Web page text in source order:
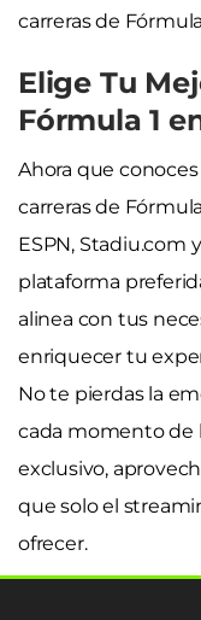
carreras de
Elige Tu
Fórmula 1
Ahora que
carreras de
ESPN, Stadiu.com
plataforma
alinea con tus
enriquecer tu
No te pierdas la
cada momento de
exclusivo,
que solo el
ofrecer.